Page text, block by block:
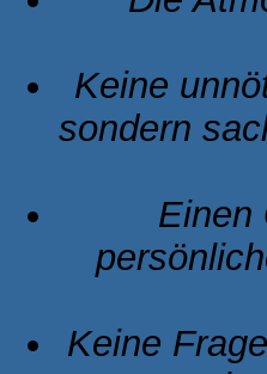
Keine
sondern
Einen
Keine